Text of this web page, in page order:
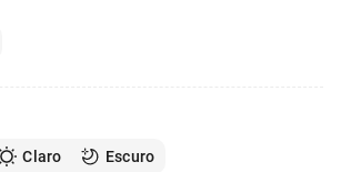
Claro Escuro